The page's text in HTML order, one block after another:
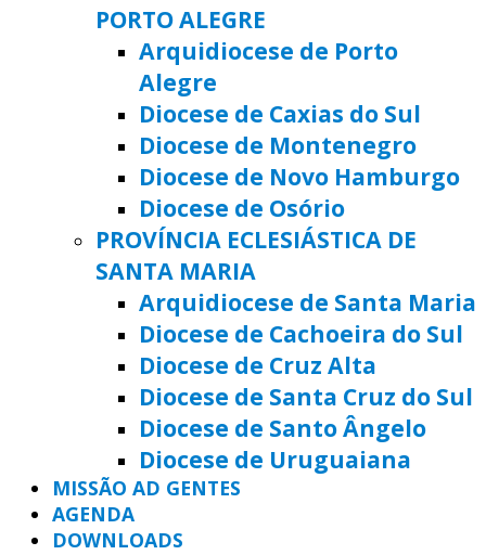
PORTO ALEGRE
Arquidiocese de Porto
Alegre
Diocese de Caxias do Sul
Diocese de Montenegro
Diocese de Novo Hamburgo
Diocese de Osório
PROVÍNCIA ECLESIÁSTICA DE
SANTA MARIA
Arquidiocese de Santa Maria
Diocese de Cachoeira do Sul
Diocese de Cruz Alta
Diocese de Santa Cruz do Sul
Diocese de Santo Ângelo
Diocese de Uruguaiana
MISSÃO AD GENTES
AGENDA
DOWNLOADS